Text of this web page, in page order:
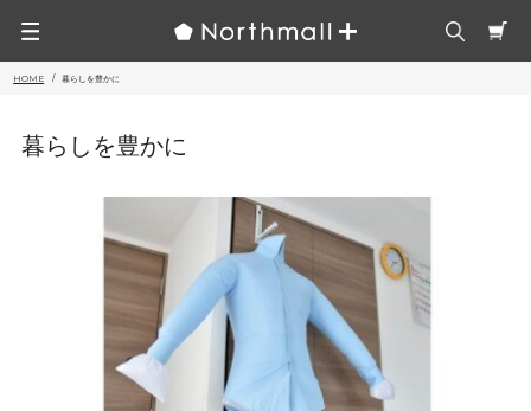
HOME 暮らしを豊かに
暮らしを豊かに